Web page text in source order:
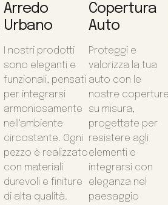
Arredo
Urbano
I nostri prodotti
sono eleganti e
funzionali, pensati
per integrarsi
armoniosamente
nell'ambiente
circostante. Ogni
pezzo è realizzato
con materiali
durevoli e finiture
di alta qualità.
Copertura
Auto
Proteggi e
valorizza la tua
auto con le
nostre coperture
su misura,
progettate per
resistere agli
elementi e
integrarsi con
eleganza nel
paesaggio